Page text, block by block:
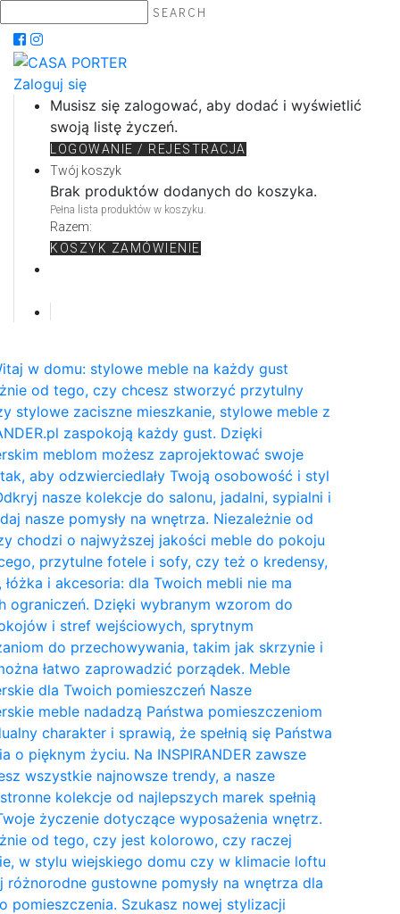
SEARCH
Zaloguj się
Musisz się zalogować, aby dodać i wyświetlić
swoją listę życzeń.
LOGOWANIE / REJESTRACJA
Twój koszyk
Brak produktów dodanych do koszyka.
Pełna lista produktów w koszyku.
Razem:
KOSZYK ZAMÓWIENIE
w domu: stylowe meble na każdy gust
od tego, czy chcesz stworzyć przytulny
stylowe zaciszne mieszkanie, stylowe meble z
zaspokoją każdy gust. Dzięki
meblom możesz zaprojektować swoje
aby odzwierciedlały Twoją osobowość i styl
nasze kolekcje do salonu, jadalni, sypialni i
nasze pomysły na wnętrza. Niezależnie od
chodzi o najwyższej jakości meble do pokoju
przytulne fotele i sofy, czy też o kredensy,
i akcesoria: dla Twoich mebli nie ma
ograniczeń. Dzięki wybranym wzorom do
i stref wejściowych, sprytnym
do przechowywania, takim jak skrzynie i
łatwo zaprowadzić porządek. Meble
dla Twoich pomieszczeń Nasze
meble nadadzą Państwa pomieszczeniom
charakter i sprawią, że spełnią się Państwa
o pięknym życiu. Na INSPIRANDER zawsze
wszystkie najnowsze trendy, a nasze
kolekcje od najlepszych marek spełnią
życzenie dotyczące wyposażenia wnętrz.
od tego, czy jest kolorowo, czy raczej
w stylu wiejskiego domu czy w klimacie loftu
różnorodne gustowne pomysły na wnętrza dla
pomieszczenia. Szukasz nowej stylizacji